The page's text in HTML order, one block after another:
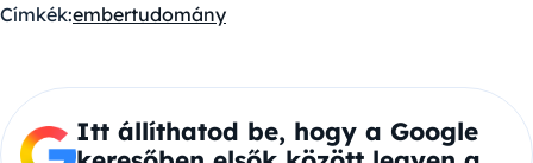
Címkék:embertudomány
Itt állíthatod be, hogy a Google